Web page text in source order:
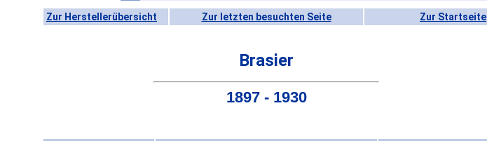
Zur Herstellerübersicht Zur letzten besuchten Seite Zur Startseite
Brasier
1897 - 1930